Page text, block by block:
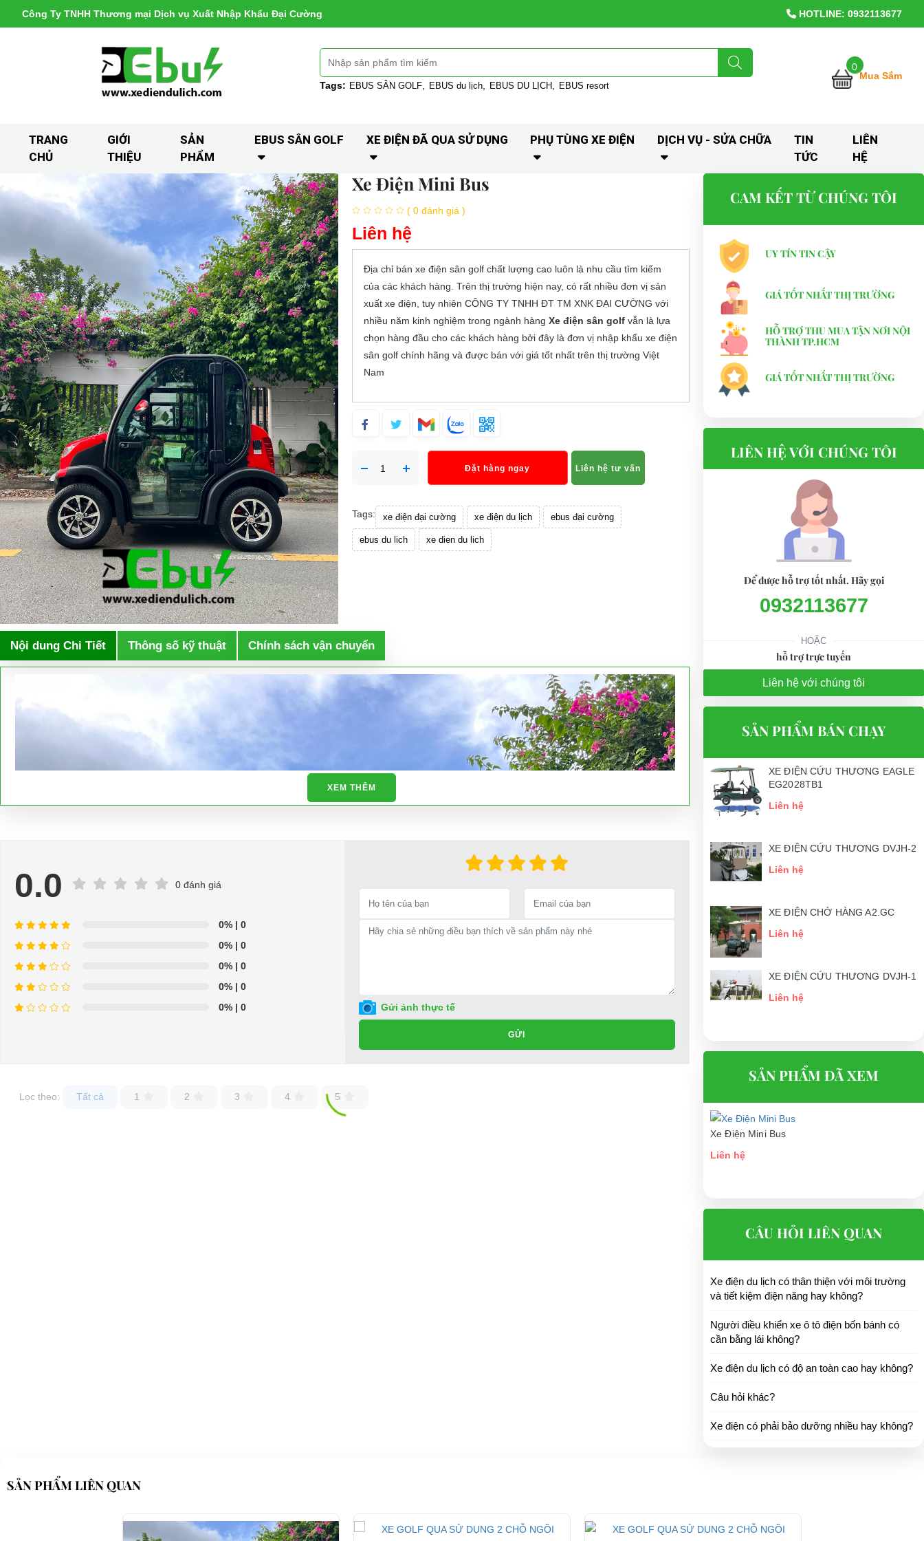
Công Ty TNHH Thương mại Dịch vụ Xuất Nhập Khẩu Đại Cường HOTLINE: 0932113677
Tags: EBUS SÂN GOLF EBUS du lịch EBUS DU LỊCH EBUS resort
0
Mua Sắm
TRANG
CHỦ
GIỚI
THIỆU
SẢN
PHẨM
EBUS SÂN GOLF XE ĐIỆN ĐÃ QUA SỬ DỤNG PHỤ TÙNG XE ĐIỆN DỊCH VỤ - SỬA CHỮA
TIN
TỨC
LIÊN
HỆ
Xe Điện Mini Bus
( 0 đánh giá )
Liên hệ
Địa chỉ bán xe điện sân golfchất lượng cao luôn là nhu cầu tìm kiếm
của các khách hàng. Trên thị trường hiện nay, có rất nhiều đơn vị sản
xuất xe điện, tuy nhiên CÔNG TY TNHH ĐT TM XNK ĐẠI CƯỜNG với
nhiều năm kinh nghiệm trong ngành hàng Xe điện sân golf vẫn là lựa
chọn hàng đầu cho các khách hàng bởi đây là đơn vị nhập khẩu xe điện
sân golf chính hãng và được bán với giá tốt nhất trên thị trường Việt
Nam
Đặt hàng ngay Liên hệ tư vấn
Tags: xe điện đại cường xe điện du lịch ebus đại cường
ebus du lich xe dien du lich
Nội dung Chi Tiết Thông số kỹ thuật Chính sách vận chuyển
XEM THÊM
0.0 0 đánh giá
0%| 0
0%| 0
0%| 0
0%| 0
0%| 0 Gửi ảnh thực tế
GỬI
Lọc theo: Tất cả 1 2 3 4 5
CAM KẾT TỪ CHÚNG TÔI
UY TÍN TIN CẬY
GIÁ TỐT NHẤT THỊ TRƯỜNG
HỖ TRỢ THU MUA TẬN NƠI NỘI
THÀNH TP.HCM
GIÁ TỐT NHẤT THỊ TRƯỜNG
LIÊN HỆ VỚI CHÚNG TÔI
Để được hỗ trợ tốt nhất. Hãy gọi
0932113677
HOẶC
hỗ trợ trực tuyến
Liên hệ với chúng tôi
SẢN PHẨM BÁN CHẠY
XE ĐIỆN CỨU THƯƠNG EAGLE
EG2028TB1
Liên hệ
XE ĐIỆN CỨU THƯƠNG DVJH-2
Liên hệ
XE ĐIỆN CHỞ HÀNG A2.GC
Liên hệ
XE ĐIỆN CỨU THƯƠNG DVJH-1
Liên hệ
SẢN PHẨM ĐÃ XEM
Xe Điện Mini Bus
Liên hệ
CÂU HỎI LIÊN QUAN
Xe điện du lịch có thân thiện với môi trường
và tiết kiệm điện năng hay không?
Người điều khiển xe ô tô điện bốn bánh có
cần bằng lái không?
Xe điện du lịch có độ an toàn cao hay không?
Câu hỏi khác?
Xe điện có phải bảo dưỡng nhiều hay không?
SẢN PHẨM LIÊN QUAN